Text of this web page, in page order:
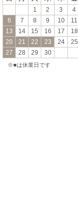
1 2 3 4
6
7 8 9 10 11
13
14 15 16 17 18
20
21 22 23 24 25
27
28 29 30
※■は休業日です